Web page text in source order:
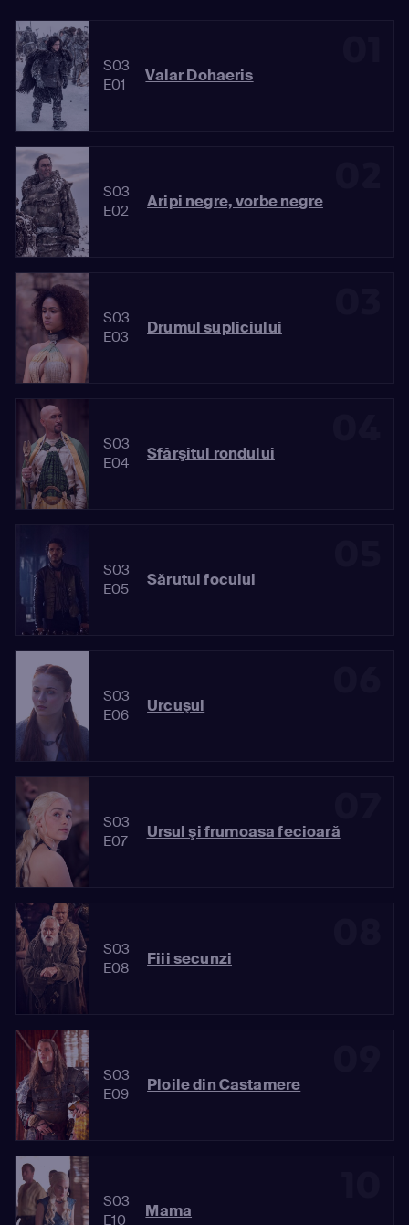
S03
E01
Valar Dohaeris
S03
E02
Aripi negre, vorbe negre
S03
E03
Drumul supliciului
S03
E04
Sfârşitul rondului
S03
E05
Sărutul focului
S03
E06
Urcuşul
S03
E07
Ursul şi frumoasa fecioară
S03
E08
Fiii secunzi
S03
E09
Ploile din Castamere
S03
E10
Mama